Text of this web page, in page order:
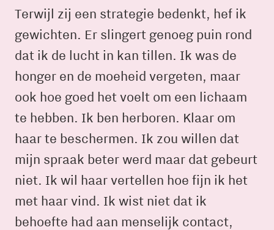
Terwijl zij een strategie bedenkt, hef ik
gewichten. Er slingert genoeg puin rond
dat ik de lucht in kan tillen. Ik was de
honger en de moeheid vergeten, maar
ook hoe goed het voelt om een lichaam
te hebben. Ik ben herboren. Klaar om
haar te beschermen. Ik zou willen dat
mijn spraak beter werd maar dat gebeurt
niet. Ik wil haar vertellen hoe fijn ik het
met haar vind. Ik wist niet dat ik
behoefte had aan menselijk contact,